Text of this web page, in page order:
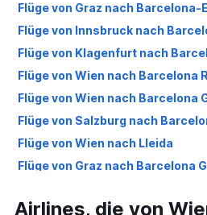
Flüge von Graz nach Barcelona-
Flüge von Innsbruck nach
Flüge von Klagenfurt nach
Flüge von Wien nach Barcelona
Flüge von Wien nach Barcelona
Flüge von Salzburg nach
Flüge von Wien nach Lleida
Flüge von Graz nach Barcelona
Flüge von Linz nach Barcelona
Airlines, die von